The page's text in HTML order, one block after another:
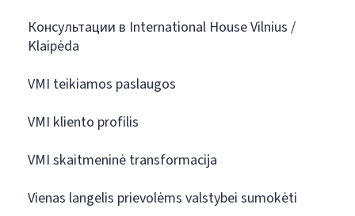
Консультации в International House Vilnius /
Klaipėda
VMI teikiamos paslaugos
VMI kliento profilis
VMI skaitmeninė transformacija
Vienas langelis prievolėms valstybei sumokėti